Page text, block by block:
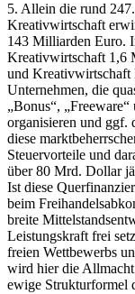
5. Allein die rund
Kreativwirtschaft
143 Milliarden Euro.
Kreativwirtschaft 1,6
und Kreativwirtschaft
Unternehmen, die
„Bonus“,
organisieren und ggf.
diese
Steuervorteile und
über 80 Mrd. Dollar
Ist diese
beim
breite
Leistungskraft frei
freien Wettbewerbs
wird hier die Allmacht
ewige Strukturformel